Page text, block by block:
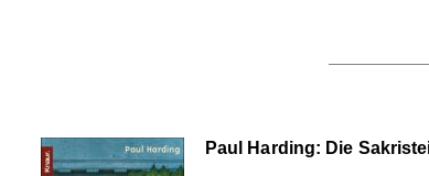
Paul Harding: Die